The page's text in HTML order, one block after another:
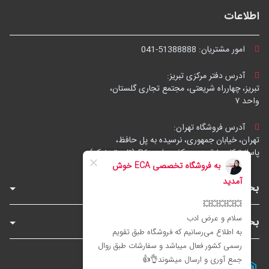
اطلاعات
امور مشتریان: 041-51388888
آدرس دفتر مرکزی تبریز:
تبریز، چهارراه شریعتی، مجتمع تجاری گلستان،
واحد ۷
آدرس فروشگاه تهران:
تهران، خیابان جمهوری، نرسیده به پل حافظ،
پاساژ توکل، طبقه زیرهمکف، واحد B6 (تاپ ترونیک)
بخش‌های فروشگاه
بخش‌های سایت